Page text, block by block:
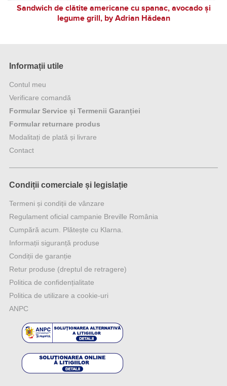
Sandwich de clătite americane cu spanac, avocado și
legume grill, by Adrian Hădean
Informații utile
Contul meu
Verificare comandă
Formular Service și Termenii Garanției
Formular returnare produs
Modalitați de plată și livrare
Contact
Condiții comerciale și legislație
Termeni și condiții de vânzare
Regulament oficial campanie Breville România
Cumpără acum. Plătește cu Klarna.
Informații siguranță produse
Condiții de garanție
Retur produse (dreptul de retragere)
Politica de confidențialitate
Politica de utilizare a cookie-uri
ANPC